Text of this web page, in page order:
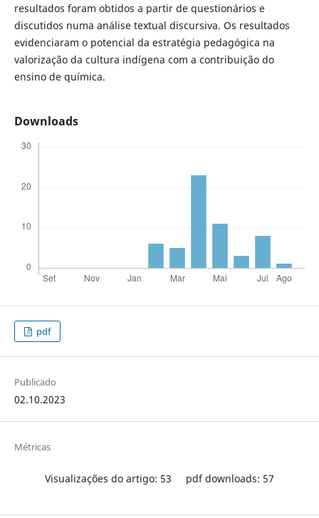
resultados foram obtidos a partir de questionários e
discutidos numa análise textual discursiva. Os resultados
evidenciaram o potencial da estratégia pedagógica na
valorização da cultura indígena com a contribuição do
ensino de química.
Downloads
pdf
Publicado
02.10.2023
Métricas
Visualizações do artigo: 53 pdf downloads: 57